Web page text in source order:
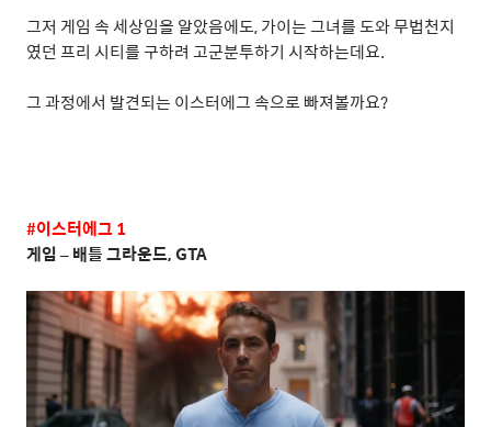
그저 게임 속 세상임을 알았음에도,가이는 그녀를 도와 무법천지
였던 프리 시티를 구하려 고군분투하기 시작하는데요.
그 과정에서 발견되는 이스터에그 속으로 빠져볼까요?
#이스터에그1
게임–배틀 그라운드, GTA